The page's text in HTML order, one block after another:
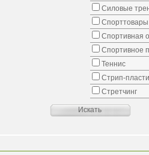
Силовые
Спортивная
Спортивное
Теннис
Стрип-
Стретчинг